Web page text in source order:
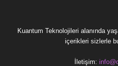
Kuantum Teknolojileri alanında
içerikleri sizlerle
İletişim: